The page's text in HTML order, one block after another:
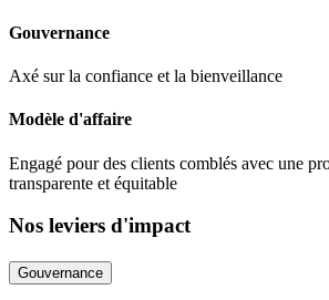
Gouvernance
Axé sur la confiance et la bienveillance
Modèle d'affaire
Engagé pour des clients comblés avec une
transparente et équitable
Nos leviers d'impact
Gouvernance